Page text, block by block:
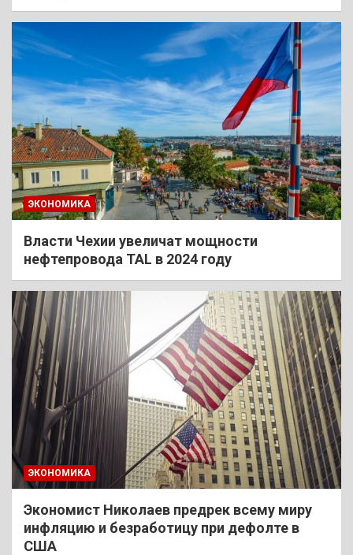
ЭКОНОМИКА
Власти Чехии увеличат мощности
нефтепровода TAL в 2024 году
ЭКОНОМИКА
Экономист Николаев предрек всему миру
инфляцию и безработицу при дефолте в
США